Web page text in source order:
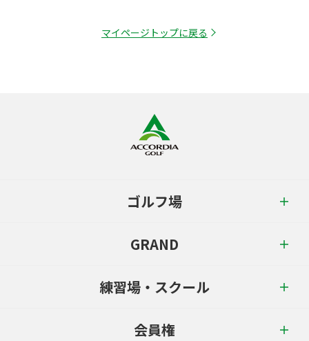
マイページトップに戻る
ゴルフ場
GRAND
練習場・スクール
会員権